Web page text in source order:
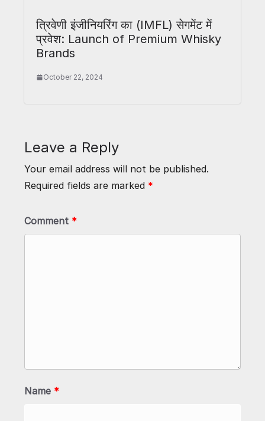
त्रिवेणी इंजीनियरिंग का (IMFL) सेगमेंट में
प्रवेश: Launch of Premium Whisky
Brands
October 22, 2024
Leave a Reply
Your email address will not be published.
Required fields are marked *
Comment *
Name *